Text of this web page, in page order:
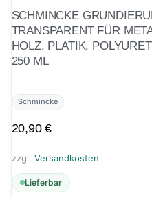
SCHMINCKE
TRANSPARENT FÜR
HOLZ, PLATIK, POLYURETHAN
250 ML
Schmincke
20,90€
zzgl. Versandkosten
Lieferbar